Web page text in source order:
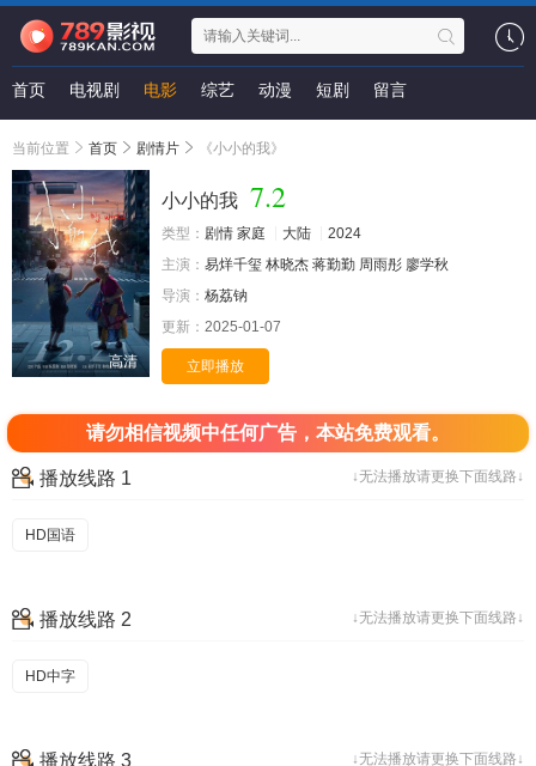
首页 电视剧 电影 综艺 动漫 短剧 留言
当前位置 首页 剧情片 《小小的我》
高清
小小的我 7.2
类型： 剧情 家庭 大陆
2024
主演： 易烊千玺 林晓杰 蒋勤勤 周雨彤 廖学秋
导演： 杨荔钠
更新： 2025-01-07
立即播放
请勿相信视频中任何广告，本站免费观看。
↓无法播放请更换下面线路↓
播放线路 1
HD国语
↓无法播放请更换下面线路↓
播放线路 2
HD中字
↓无法播放请更换下面线路↓
播放线路 3